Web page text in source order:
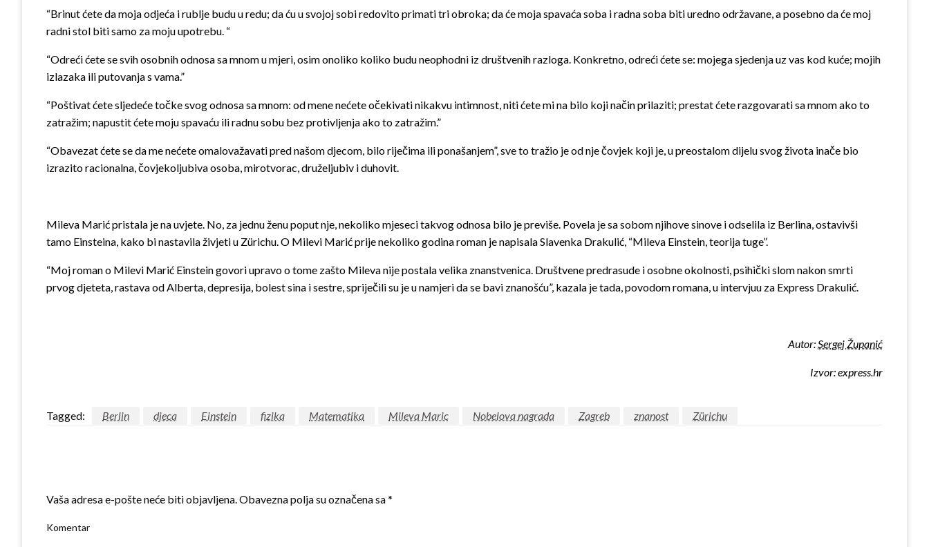
“Brinut ćete da moja odjeća i rublje budu u redu; da ću u svojoj sobi redovito primati tri obroka; da će moja spavaća soba i radna soba biti uredno održavane, a posebno da će moj
radni stol biti samo za moju upotrebu. “
“Odreći ćete se svih osobnih odnosa sa mnom u mjeri, osim onoliko koliko budu neophodni iz društvenih razloga. Konkretno, odreći ćete se: mojega sjedenja uz vas kod kuće; mojih
izlazaka ili putovanja s vama.”
“Poštivat ćete sljedeće točke svog odnosa sa mnom: od mene nećete očekivati nikakvu intimnost, niti ćete mi na bilo koji način prilaziti; prestat ćete razgovarati sa mnom ako to
zatražim; napustit ćete moju spavaću ili radnu sobu bez protivljenja ako to zatražim.”
“Obavezat ćete se da me nećete omalovažavati pred našom djecom, bilo riječima ili ponašanjem”, sve to tražio je od nje čovjek koji je, u preostalom dijelu svog života inače bio
izrazito racionalna, čovjekoljubiva osoba, mirotvorac, druželjubiv i duhovit.
Mileva Marić pristala je na uvjete. No, za jednu ženu poput nje, nekoliko mjeseci takvog odnosa bilo je previše. Povela je sa sobom njihove sinove i odselila iz Berlina, ostavivši
tamo Einsteina, kako bi nastavila živjeti u Zürichu. O Milevi Marić prije nekoliko godina roman je napisala Slavenka Drakulić, “Mileva Einstein, teorija tuge”.
“Moj roman o Milevi Marić Einstein govori upravo o tome zašto Mileva nije postala velika znanstvenica. Društvene predrasude i osobne okolnosti, psihički slom nakon smrti
prvog djeteta, rastava od Alberta, depresija, bolest sina i sestre, spriječili su je u namjeri da se bavi znanošću”, kazala je tada, povodom romana, u intervjuu za Express Drakulić.
Autor:Sergej Županić
Izvor: express.hr
Tagged: Berlin djeca Einstein fizika Matematika Mileva Maric Nobelova nagrada Zagreb znanost Zürichu
Vaša adresa e-pošte neće biti objavljena.Obavezna polja su označena sa*
Komentar